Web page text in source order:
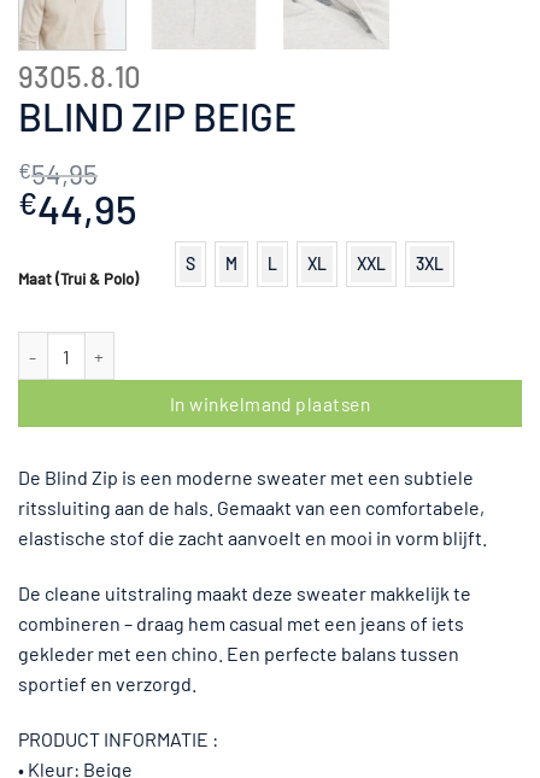
9305.8.10
BLIND ZIP BEIGE
€54,95
Oorspronkelijke
prijs
€54,95.
€44,95
€44,95.
Maat (Trui & Polo)
S M L XL XXL 3XL
In winkelmand plaatsen
De Blind Zip is een moderne sweater met een subtiele
ritssluiting aan de hals. Gemaakt van een comfortabele,
elastische stof die zacht aanvoelt en mooi in vorm blijft.
De cleane uitstraling maakt deze sweater makkelijk te
combineren – draag hem casual met een jeans of iets
gekleder met een chino. Een perfecte balans tussen
sportief en verzorgd.
PRODUCT INFORMATIE :
• Kleur: Beige